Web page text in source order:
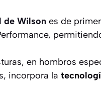
de Wilson es de
en hombros
incorpora la